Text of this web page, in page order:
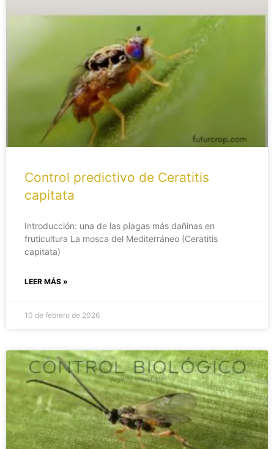
Control predictivo de Ceratitis
capitata
Introducción: una de las plagas más dañinas en
fruticultura La mosca del Mediterráneo (Ceratitis
capitata)
LEER MÁS »
10 de febrero de 2026